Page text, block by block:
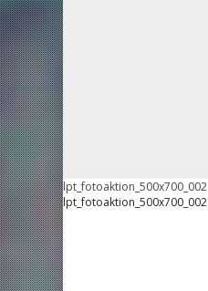
lpt_fotoaktion_500x700_002
lpt_fotoaktion_500x700_002